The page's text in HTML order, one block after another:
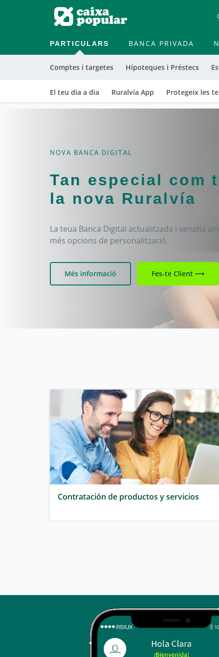
PARTICULARS
Comptes i targetes Hipoteques i Préstecs
El teu dia a dia Ruralvía App Protegeix les
BANCA PRIVADA
NOVA BANCA DIGITAL
Tan especial com
la nova Ruralvía
La teua Banca Digital actualitzada i senzilla
més opcions de personalització.
Més informació Fes-te Client
Contratación de productos y servicios